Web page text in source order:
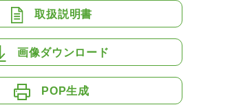
取扱説明書
画像ダウンロード
POP生成